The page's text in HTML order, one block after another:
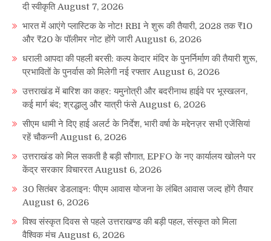
दी स्वीकृति August 7, 2026
भारत में आएंगे प्लास्टिक के नोट! RBI ने शुरू की तैयारी, 2028 तक ₹10
और ₹20 के पॉलीमर नोट होंगे जारी August 6, 2026
धराली आपदा की पहली बरसी: कल्प केदार मंदिर के पुनर्निर्माण की तैयारी शुरू,
प्रभावितों के पुनर्वास को मिलेगी नई रफ्तार August 6, 2026
उत्तराखंड में बारिश का कहर: यमुनोत्री और बदरीनाथ हाईवे पर भूस्खलन,
कई मार्ग बंद; श्रद्धालु और यात्री फंसे August 6, 2026
सीएम धामी ने दिए हाई अलर्ट के निर्देश, भारी वर्षा के मद्देनज़र सभी एजेंसियां
रहें चौकन्नी August 6, 2026
उत्तराखंड को मिल सकती है बड़ी सौगात, EPFO के नए कार्यालय खोलने पर
केंद्र सरकार विचाररत August 6, 2026
30 सितंबर डेडलाइन: पीएम आवास योजना के लंबित आवास जल्द होंगे तैयार
August 6, 2026
विश्व संस्कृत दिवस से पहले उत्तराखण्ड की बड़ी पहल, संस्कृत को मिला
वैश्विक मंच August 6, 2026